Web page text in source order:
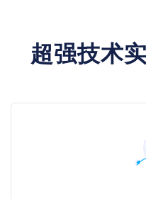
超强技术